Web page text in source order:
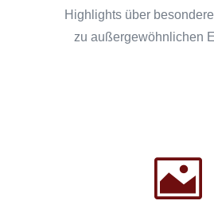
Highlights über
zu außergewöhnlichen
